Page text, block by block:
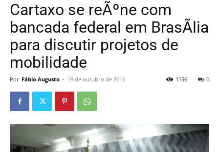
Cartaxo se reÃºne com
bancada federal em BrasÃ­lia
para discutir projetos de
mobilidade
Por Fábio Augusto - 19 de outubro de 2016 0
1156